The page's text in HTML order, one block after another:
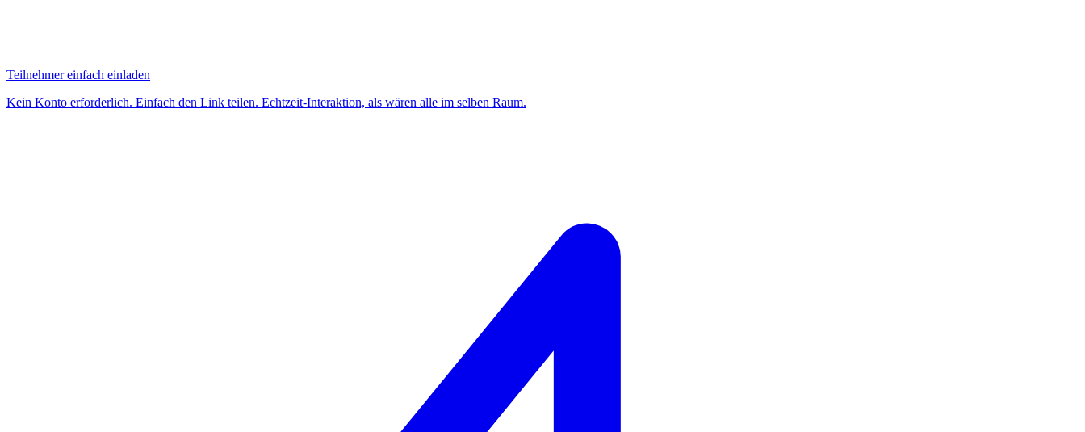
Teilnehmer einfach einladen
Kein Konto erforderlich. Einfach den Link teilen. Echtzeit-Interaktion, als wären alle im selben Raum.